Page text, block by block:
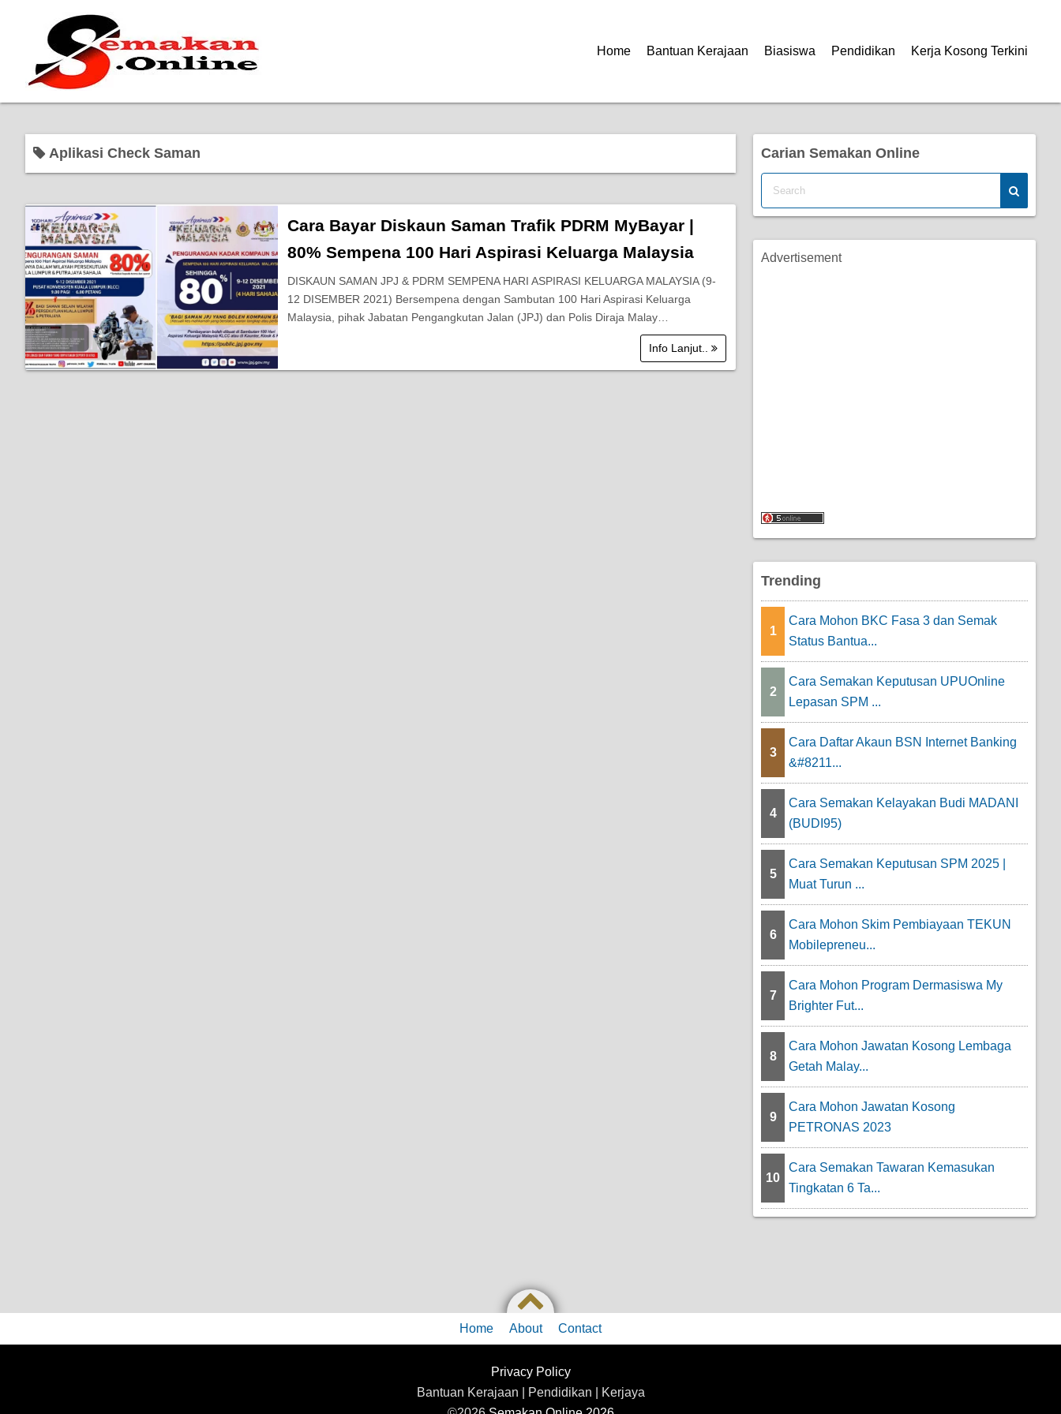
Home Bantuan Kerajaan Biasiswa Pendidikan Kerja Kosong Terkini
Aplikasi Check Saman
Cara Bayar Diskaun Saman Trafik PDRM MyBayar |
80% Sempena 100 Hari Aspirasi Keluarga Malaysia
DISKAUN SAMAN JPJ & PDRM SEMPENA HARI ASPIRASI KELUARGA MALAYSIA (9-
12 DISEMBER 2021) Bersempena dengan Sambutan 100 Hari Aspirasi Keluarga
Malaysia, pihak Jabatan Pengangkutan Jalan (JPJ) dan Polis Diraja Malay…
Info Lanjut..
Carian Semakan Online
Advertisement
Trending
1
Cara Mohon BKC Fasa 3 dan Semak
Status Bantua...
2
Cara Semakan Keputusan UPUOnline
Lepasan SPM ...
3
Cara Daftar Akaun BSN Internet Banking
&#8211...
4
Cara Semakan Kelayakan Budi MADANI
(BUDI95)
5
Cara Semakan Keputusan SPM 2025 |
Muat Turun ...
6
Cara Mohon Skim Pembiayaan TEKUN
Mobilepreneu...
7
Cara Mohon Program Dermasiswa My
Brighter Fut...
8
Cara Mohon Jawatan Kosong Lembaga
Getah Malay...
9
Cara Mohon Jawatan Kosong
PETRONAS 2023
10
Cara Semakan Tawaran Kemasukan
Tingkatan 6 Ta...
Home About Contact
Privacy Policy
Bantuan Kerajaan | Pendidikan | Kerjaya